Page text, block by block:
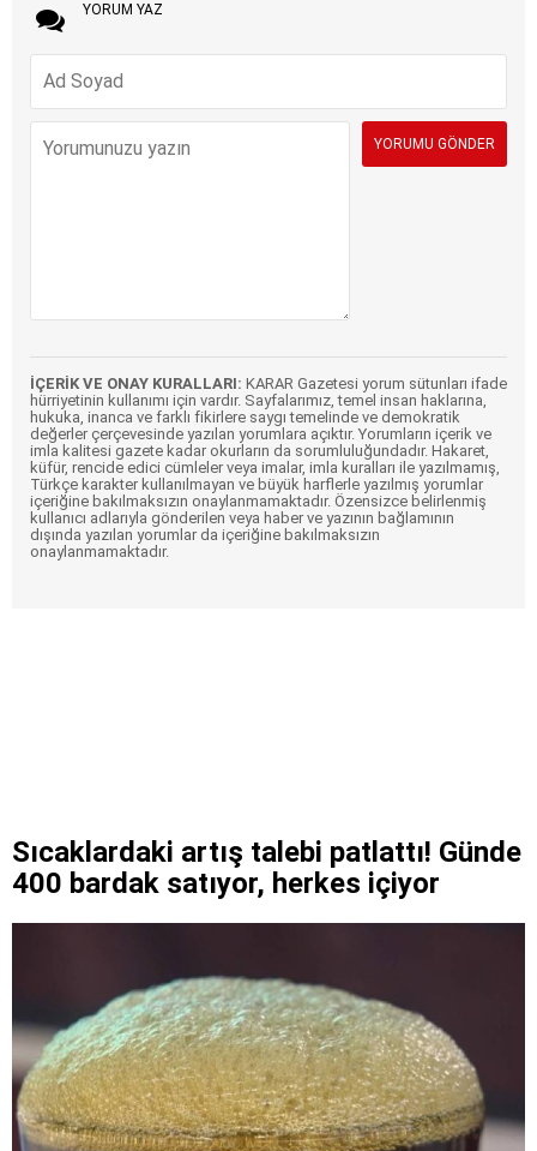
YORUM YAZ
İÇERİK VE ONAY KURALLARI: KARAR Gazetesi yorum sütunları ifade
hürriyetinin kullanımı için vardır. Sayfalarımız, temel insan haklarına,
hukuka, inanca ve farklı fikirlere saygı temelinde ve demokratik
değerler çerçevesinde yazılan yorumlara açıktır. Yorumların içerik ve
imla kalitesi gazete kadar okurların da sorumluluğundadır. Hakaret,
küfür, rencide edici cümleler veya imalar, imla kuralları ile yazılmamış,
Türkçe karakter kullanılmayan ve büyük harflerle yazılmış yorumlar
içeriğine bakılmaksızın onaylanmamaktadır. Özensizce belirlenmiş
kullanıcı adlarıyla gönderilen veya haber ve yazının bağlamının
dışında yazılan yorumlar da içeriğine bakılmaksızın
onaylanmamaktadır.
Sıcaklardaki artış talebi patlattı! Günde
400 bardak satıyor, herkes içiyor